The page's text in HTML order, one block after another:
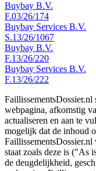
Buybay B.V.
F.03/26/174
Buybay Services B.V.
S.13/26/1067
Buybay B.V.
F.13/26/220
Buybay Services B.V.
F.13/26/222
webpagina, afkomstig
actualiseren en aan te
mogelijk dat de inhoud
staat zoals deze is ("As
de deugdelijkheid,